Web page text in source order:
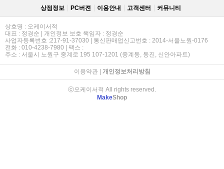
상점정보 PC버젼 이용안내 고객센터 커뮤니티
상호명 : 오케이서적
대표 : 정경순 | 개인정보 보호 책임자 : 정경순
사업자등록번호 :217-91-37030 | 통신판매업신고번호 : 2014-서울노원-0176
전화 : 010-4238-7980 | 팩스 :
주소 : 서울시 노원구 중계로 195 107-1201 (중계동, 동진, 신안아파트)
이용약관| 개인정보처리방침
ⓒ오케이서적 All rights reserved.
MakeShop